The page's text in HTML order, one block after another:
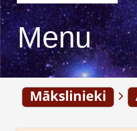
Menu
Mākslinieki